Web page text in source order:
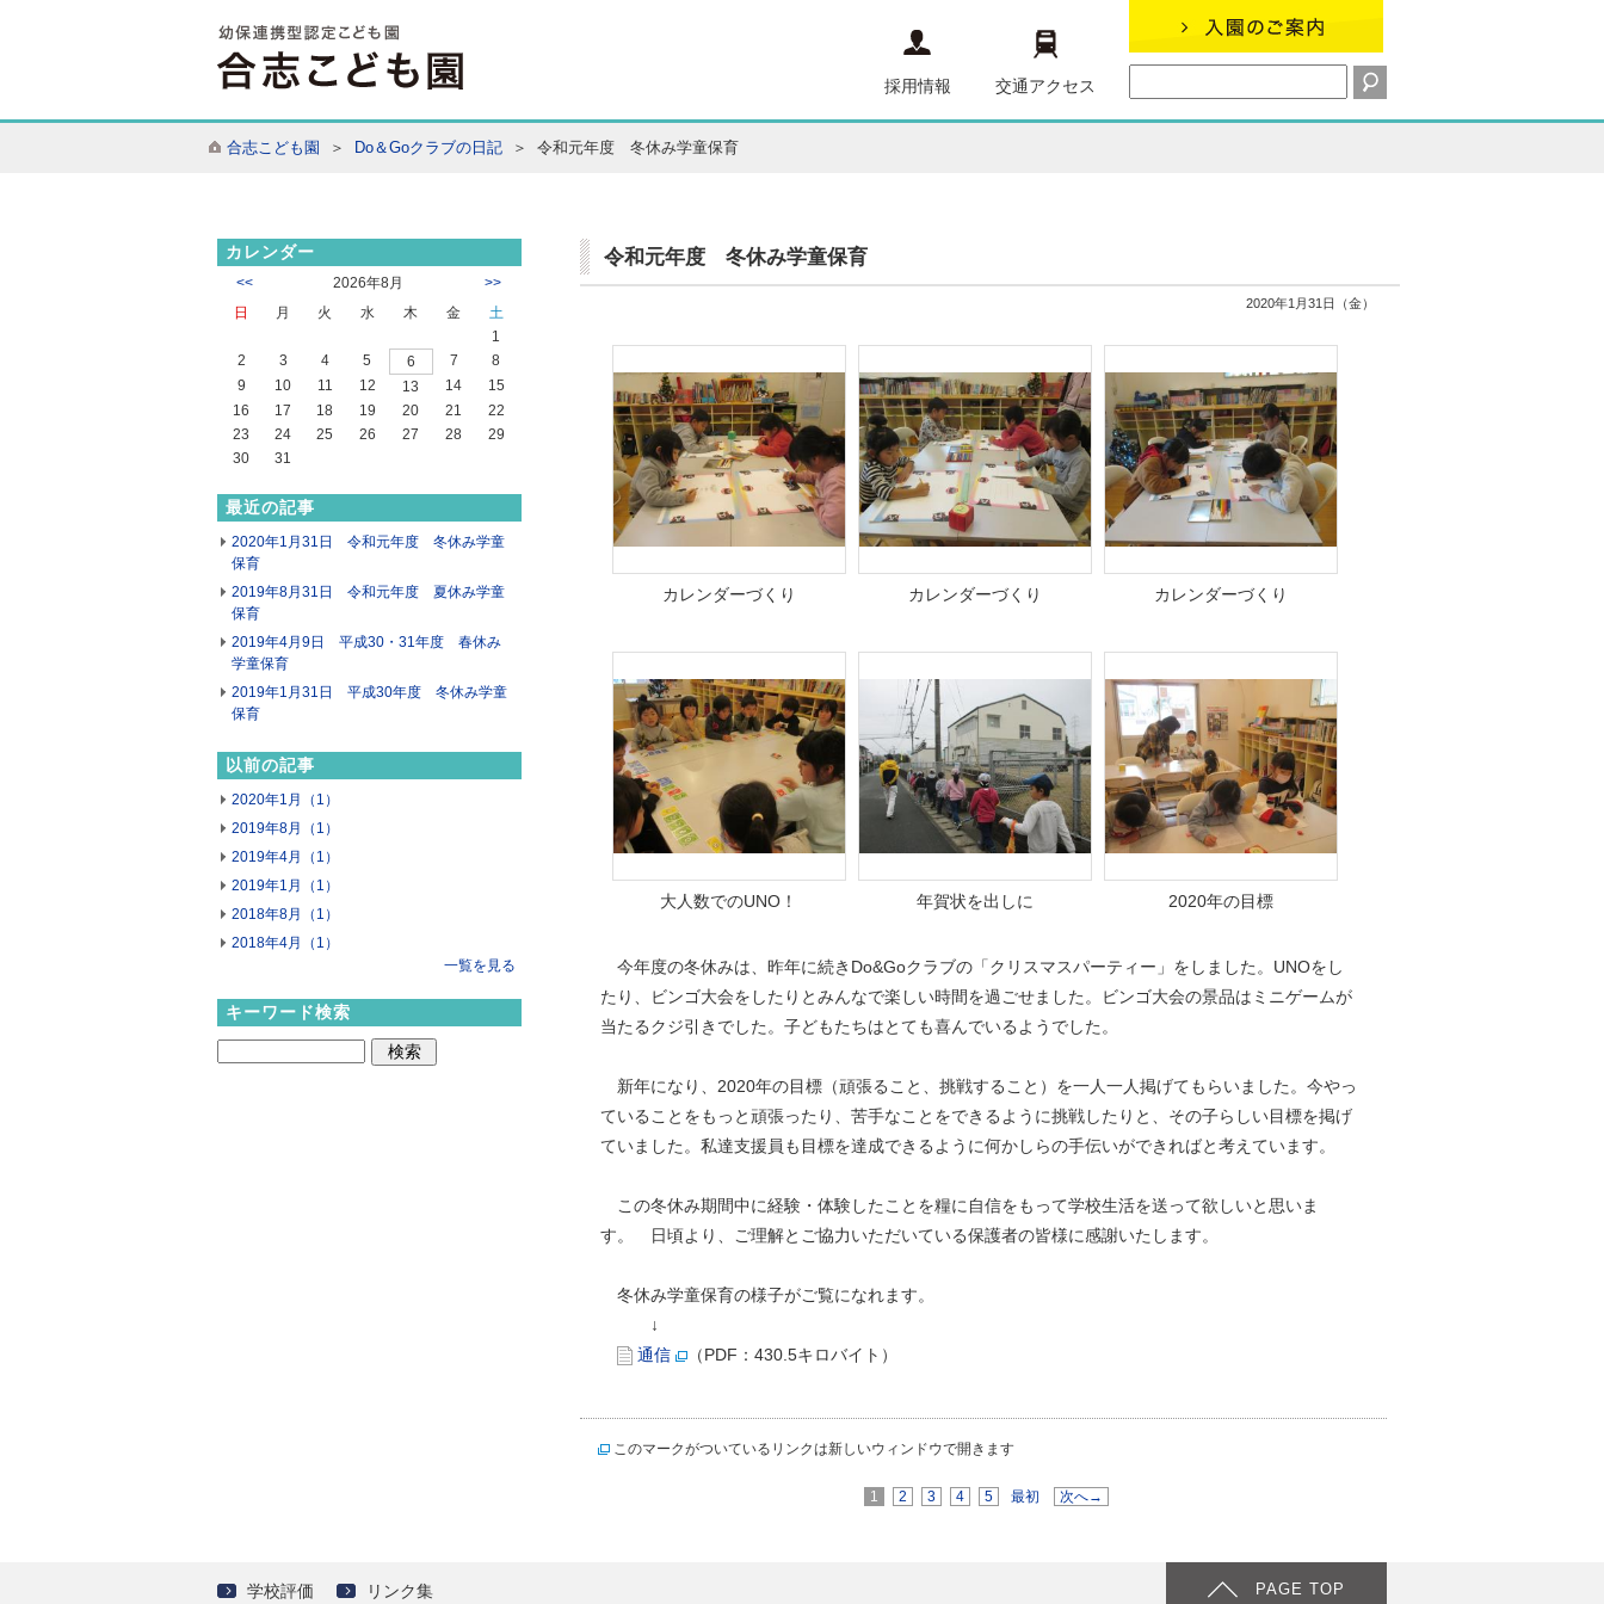
採用情報 交通アクセス
合志こども園 ＞ Do＆Goクラブの日記＞ 令和元年度 冬休み学童保育
カレンダー
<< 2026年8月 >>
日 月 火 水 木 金
土
1
2
3 4 5 6 7
8
9
10 11 12 13 14
15
16
17 18 19 20 21
22
23
24 25 26 27 28
29
30
31
最近の記事
2020年1月31日 令和元年度 冬休み学童
保育
2019年8月31日 令和元年度 夏休み学童
保育
2019年4月9日 平成30・31年度 春休み
学童保育
2019年1月31日 平成30年度 冬休み学童
保育
以前の記事
2020年1月（1）
2019年8月（1）
2019年4月（1）
2019年1月（1）
2018年8月（1）
2018年4月（1）
一覧を見る
キーワード検索
令和元年度 冬休み学童保育
2020年1月31日（金）
カレンダーづくり カレンダーづくり カレンダーづくり
大人数でのUNO！ 年賀状を出しに 2020年の目標
今年度の冬休みは、昨年に続きDo&Goクラブの「クリスマスパーティー」をしました。UNOをし
たり、ビンゴ大会をしたりとみんなで楽しい時間を過ごせました。ビンゴ大会の景品はミニゲームが
当たるクジ引きでした。子どもたちはとても喜んでいるようでした。
新年になり、2020年の目標（頑張ること、挑戦すること）を一人一人掲げてもらいました。今やっ
ていることをもっと頑張ったり、苦手なことをできるように挑戦したりと、その子らしい目標を掲げ
ていました。私達支援員も目標を達成できるように何かしらの手伝いができればと考えています。
この冬休み期間中に経験・体験したことを糧に自信をもって学校生活を送って欲しいと思いま
す。 日頃より、ご理解とご協力いただいている保護者の皆様に感謝いたします。
冬休み学童保育の様子がご覧になれます。
↓
通信
（PDF：430.5キロバイト）
このマークがついているリンクは新しいウィンドウで開きます
1 2 3 4 5 最初 次へ→
学校評価 リンク集 PAGE TOP